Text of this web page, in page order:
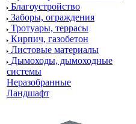
Благоустройство
Заборы, ограждения
Тротуары, террасы
Кирпич, газобетон
Листовые материалы
Дымоходы, дымоходные
системы
Неразобранные
Ландшафт